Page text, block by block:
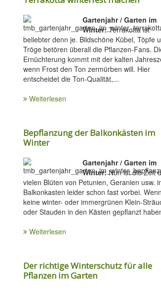
Gartenjahr / Garten im
Winter:Terrakotta ist
beliebter denn je. Bildschöne Kübel, Töpfe
Tröge betören überall die Pflanzen-Fans.
Ernüchterung kommt mit der kalten
wenn Frost den Ton zermürben will. Hier
entscheidet die Ton-Qualität,...
Weiterlesen
Bepflanzung der Balkonkästen im
Winter
Gartenjahr / Garten im
Winter:Nun ist die Zeit
vielen Blüten von Petunien, Geranien usw.
Balkonkasten leider schon fast vorbei.
keine winter- oder immergrünen Klein-
oder Stauden in den Kästen gepflanzt
Weiterlesen
Der richtige Winterschutz für alle
Pflanzen im Garten